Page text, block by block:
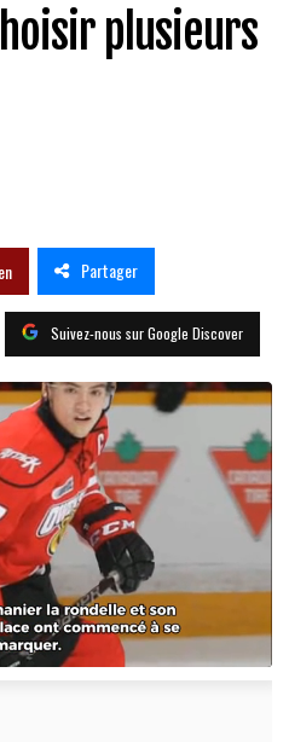
plusieurs
Partager
Suivez-nous sur Google Discover